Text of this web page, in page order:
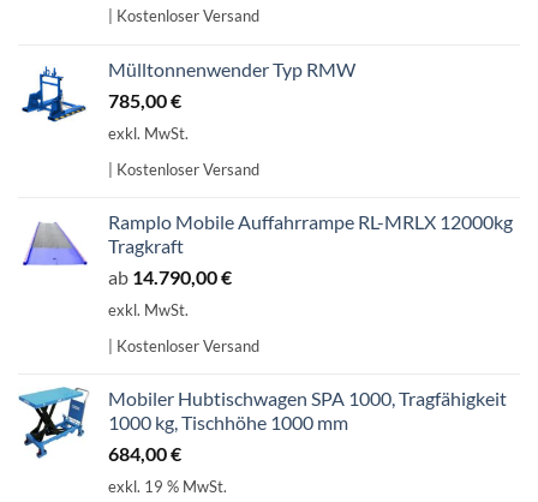
| Kostenloser Versand
Mülltonnenwender Typ RMW
785,00€
exkl. MwSt.
| Kostenloser Versand
Ramplo Mobile Auffahrrampe RL-MRLX 12000kg
Tragkraft
ab 14.790,00€
exkl. MwSt.
| Kostenloser Versand
Mobiler Hubtischwagen SPA 1000, Tragfähigkeit
1000 kg, Tischhöhe 1000 mm
684,00€
exkl. 19 % MwSt.